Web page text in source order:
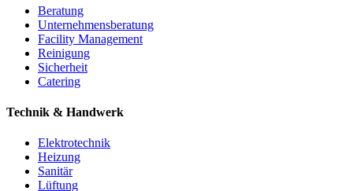
Beratung
Unternehmensberatung
Facility Management
Reinigung
Sicherheit
Catering
Technik & Handwerk
Elektrotechnik
Heizung
Sanitär
Lüftung